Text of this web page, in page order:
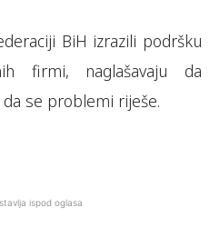
BiH izrazili podršku
firmi, naglašavaju da
se problemi riješe.
ispod oglasa